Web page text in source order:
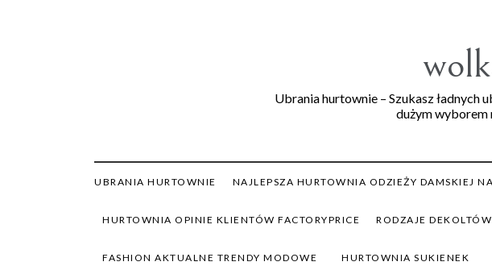
Ubrania hurtownie – Szukasz ładnych
dużym wyborem
UBRANIA HURTOWNIE NAJLEPSZA HURTOWNIA ODZIEŻY DAMSKIEJ
HURTOWNIA OPINIE KLIENTÓW FACTORYPRICE RODZAJE
FASHION AKTUALNE TRENDY MODOWE HURTOWNIA SUKIENEK